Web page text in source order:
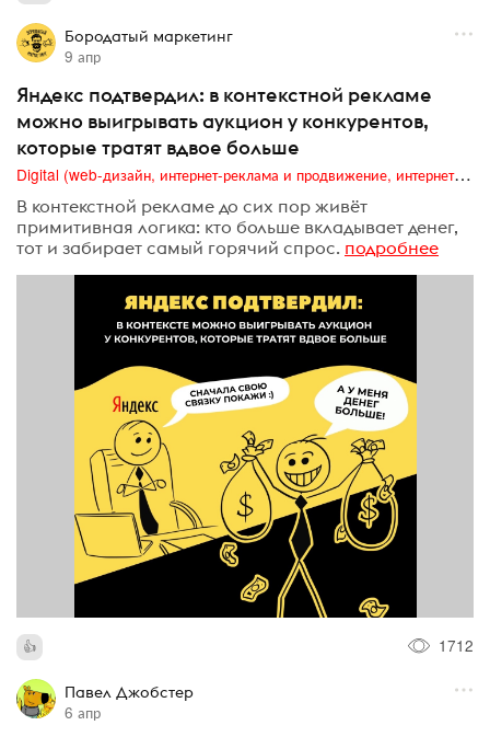
Бородатый маркетинг
9 апр
Яндекс подтвердил: в контекстной рекламе
можно выигрывать аукцион у конкурентов,
которые тратят вдвое больше
Digital (web-дизайн, интернет-реклама и продвижение, интернет-сообщества и блоги, интернет-коммуникации, мобильный маркетинг, реклама на цифровых экранах)
В контекстной рекламе до сих пор живёт
примитивная логика: кто больше вкладывает денег,
тот и забирает самый горячий спрос. подробнее
1712
Павел Джобстер
6 апр